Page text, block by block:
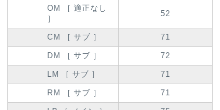
OM ［ 適正なし
］
52
CM ［ サブ ］ 71
DM ［ サブ ］ 72
LM ［ サブ ］ 71
RM ［ サブ ］ 71